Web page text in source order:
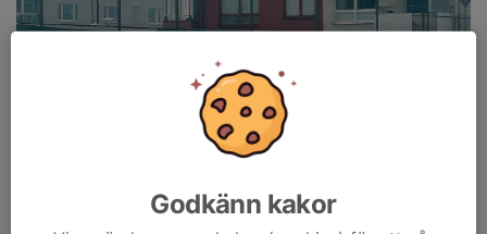
Godkänn kakor